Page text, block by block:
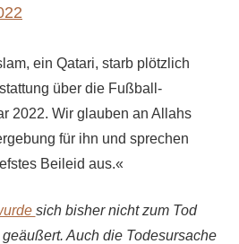
ein Qatari, starb plötzlich
über die Fußball-
2022. Wir glauben an Allahs
für ihn und sprechen
Beileid aus.«
sich bisher nicht zum Tod
Auch die Todesursache